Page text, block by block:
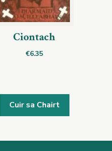
Ciontach
€6.35
Cuir sa Chairt